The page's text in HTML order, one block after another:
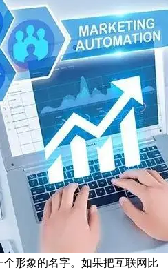
个形象的名字。如果把互联网比